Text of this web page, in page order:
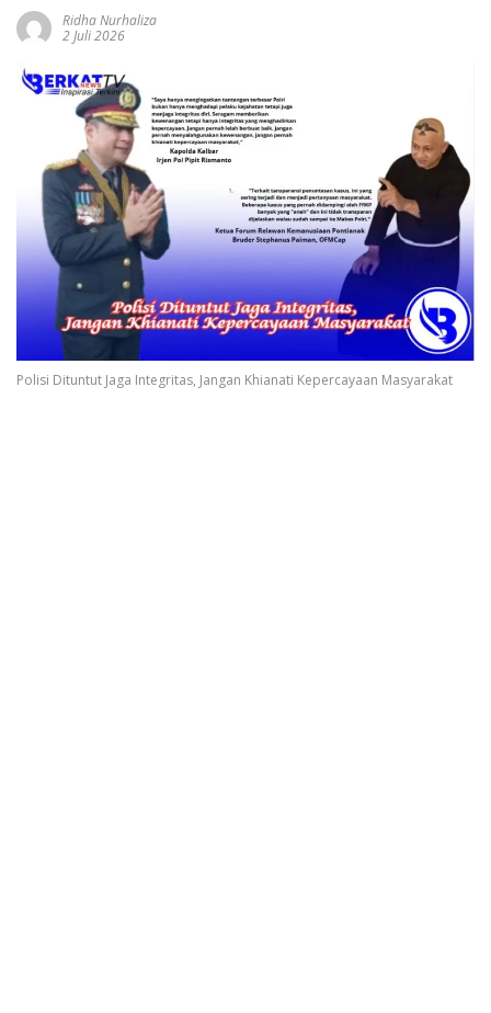
Ridha Nurhaliza
2 Juli 2026
Polisi Dituntut Jaga Integritas, Jangan Khianati Kepercayaan Masyarakat